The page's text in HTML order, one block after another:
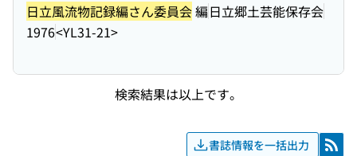
日立風流物記録編さん委員会編日立郷土芸能保存会
1976<YL31-21>
検索結果は以上です。
書誌情報を一括出力